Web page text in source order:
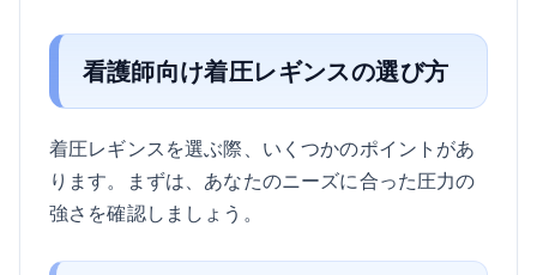
看護師向け着圧レギンスの選び方
着圧レギンスを選ぶ際、いくつかのポイントがあ
ります。まずは、あなたのニーズに合った圧力の
強さを確認しましょう。